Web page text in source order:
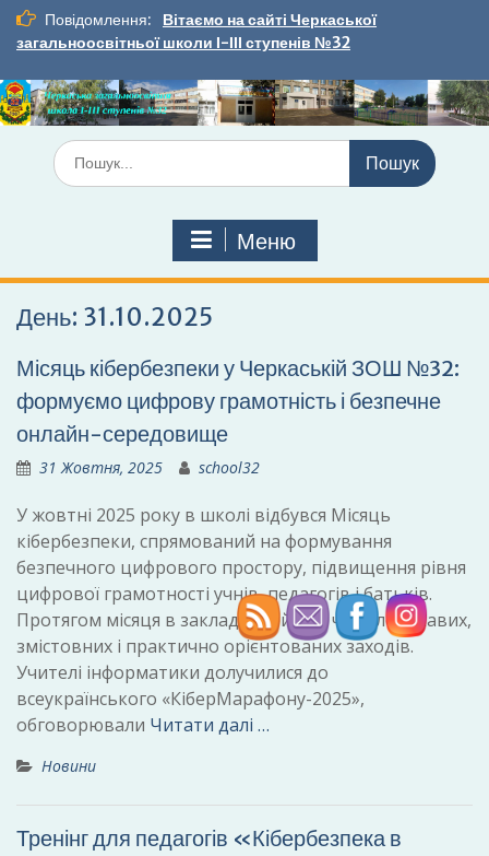
Перейти
вмісту
Повідомлення:
Вітаємо на сайті Черкаської
загальноосвітньої школи І-ІІІ ступенів №32
Шукати:
Меню
День: 31.10.2025
Місяць кібербезпеки у Черкаській ЗОШ №32:
формуємо цифрову грамотність і безпечне
онлайн-середовище
31 Жовтня, 2025 school32
У жовтні 2025 року в школі відбувся Місяць
кібербезпеки, спрямований на формування
безпечного цифрового простору, підвищення рівня
цифрової грамотності учнів, педагогів і батьків.
Протягом місяця в закладі пройшло чимало цікавих,
змістовних і практично орієнтованих заходів.
Учителі інформатики долучилися до
всеукраїнського «КіберМарафону-2025»,
обговорювали Читати далі …
Новини
Тренінг для педагогів «Кібербезпека в